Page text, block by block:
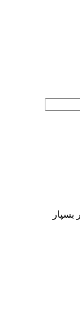
بسپار